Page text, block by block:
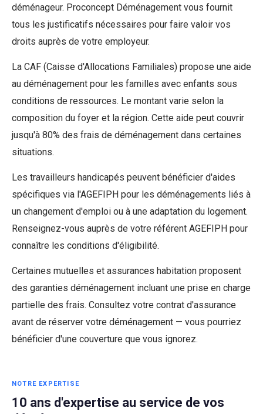
déménageur. Proconcept Déménagement vous fournit
tous les justificatifs nécessaires pour faire valoir vos
droits auprès de votre employeur.
La CAF (Caisse d'Allocations Familiales) propose une aide
au déménagement pour les familles avec enfants sous
conditions de ressources. Le montant varie selon la
composition du foyer et la région. Cette aide peut couvrir
jusqu'à 80% des frais de déménagement dans certaines
situations.
Les travailleurs handicapés peuvent bénéficier d'aides
spécifiques via l'AGEFIPH pour les déménagements liés à
un changement d'emploi ou à une adaptation du logement.
Renseignez-vous auprès de votre référent AGEFIPH pour
connaître les conditions d'éligibilité.
Certaines mutuelles et assurances habitation proposent
des garanties déménagement incluant une prise en charge
partielle des frais. Consultez votre contrat d'assurance
avant de réserver votre déménagement — vous pourriez
bénéficier d'une couverture que vous ignorez.
NOTRE EXPERTISE
10 ans d'expertise au service de vos